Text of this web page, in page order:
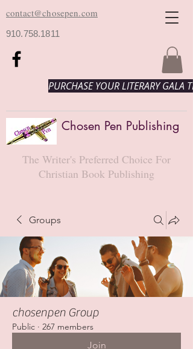
contact@chosepen.com
910.758.1811
PURCHASE YOUR LITERARY GALA
Chosen Pen Publishing
The Writer's Preferred Choice For
Christian Book Publishing
Groups
chosenpen Group
Public · 267 members
Join